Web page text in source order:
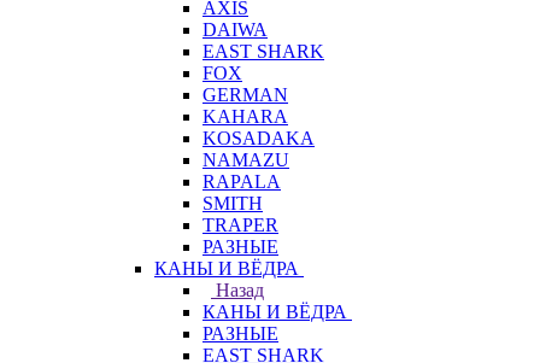
AXIS
DAIWA
EAST SHARK
FOX
GERMAN
KAHARA
KOSADAKA
NAMAZU
RAPALA
SMITH
TRAPER
РАЗНЫЕ
КАНЫ И ВЁДРА
Назад
КАНЫ И ВЁДРА
РАЗНЫЕ
EAST SHARK